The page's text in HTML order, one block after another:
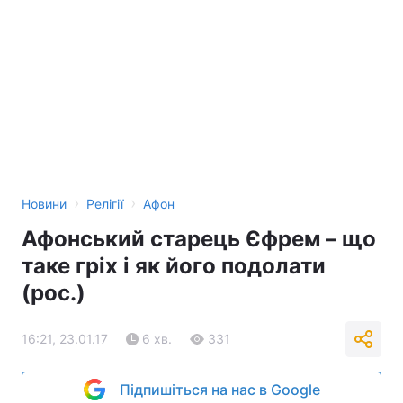
Новини › Релігії › Афон
Афонський старець Єфрем – що
таке гріх і як його подолати
(рос.)
16:21, 23.01.17 6 хв. 331
Підпишіться на нас в Google